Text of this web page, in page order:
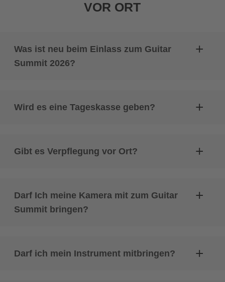
VOR ORT
Was ist neu beim Einlass zum Guitar
Summit 2026?
Wird es eine Tageskasse geben?
Gibt es Verpflegung vor Ort?
Darf Ich meine Kamera mit zum Guitar
Summit bringen?
Darf ich mein Instrument mitbringen?